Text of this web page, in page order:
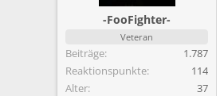
-FooFighter-
Veteran
Beiträge
1.787
Reaktionspunkte
114
Alter
37